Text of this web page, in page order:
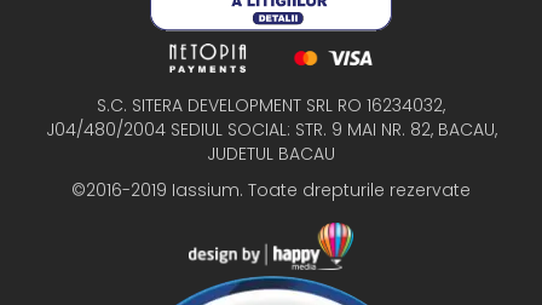
S.C. SITERA DEVELOPMENT SRL RO 16234032,
J04/480/2004 SEDIUL SOCIAL: STR. 9 MAI NR. 82, BACAU,
JUDETUL BACAU
©2016-2019 Iassium. Toate drepturile rezervate